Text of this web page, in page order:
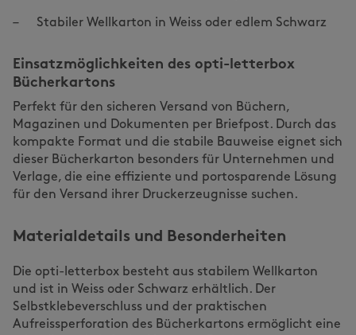
Stabiler Wellkarton in Weiss oder edlem Schwarz
Einsatzmöglichkeiten des opti-letterbox
Bücherkartons
Perfekt für den sicheren Versand von Büchern,
Magazinen und Dokumenten per Briefpost. Durch das
kompakte Format und die stabile Bauweise eignet sich
dieser Bücherkarton besonders für Unternehmen und
Verlage, die eine effiziente und portosparende Lösung
für den Versand ihrer Druckerzeugnisse suchen.
Materialdetails und Besonderheiten
Die opti-letterbox besteht aus stabilem Wellkarton
und ist in Weiss oder Schwarz erhältlich. Der
Selbstklebeverschluss und der praktischen
Aufreissperforation des Bücherkartons ermöglicht eine